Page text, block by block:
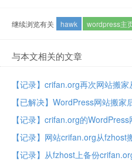
继续浏览有关 hawk wordpress主
与本文相关的文章
【记录】crifan.org再次网站搬
【已解决】WordPress网站搬
【记录】网站crifan.org从fzhost
【记录】从fzhost上备份